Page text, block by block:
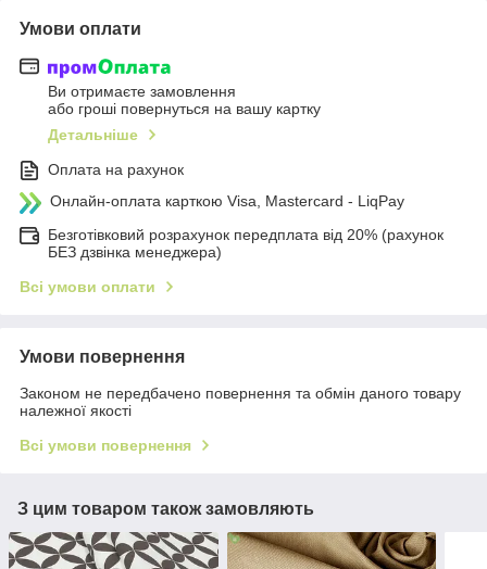
Умови оплати
Ви отримаєте замовлення
або гроші повернуться на вашу картку
Детальніше
Оплата на рахунок
Онлайн-оплата карткою Visa, Mastercard - LiqPay
Безготівковий розрахунок передплата від 20% (рахунок
БЕЗ дзвінка менеджера)
Всі умови оплати
Умови повернення
Законом не передбачено повернення та обмін даного товару
належної якості
Всі умови повернення
З цим товаром також замовляють